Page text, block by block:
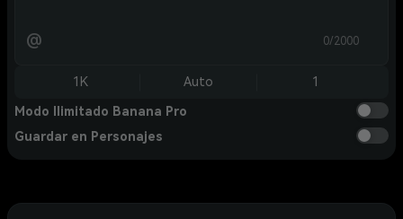
@ 0/2000
1K Auto 1
Modo Ilimitado Banana Pro
Guardar en Personajes